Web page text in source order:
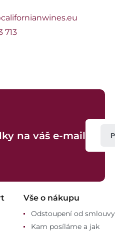
713
na váš e-mail
Vše o nákupu
Odstoupení od smlouvy
Kam posíláme a jak